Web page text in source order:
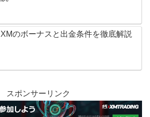
XMのボーナスと出金条件を徹底解説
スポンサーリンク